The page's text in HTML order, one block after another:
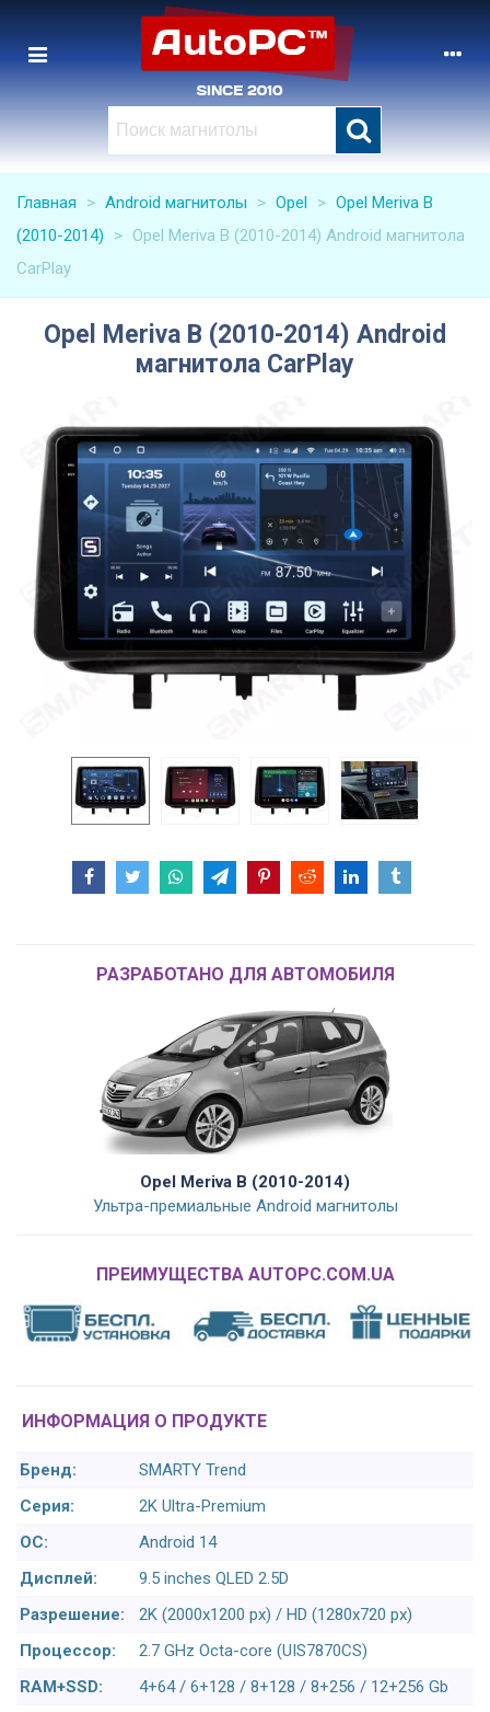
Главная > Android магнитолы > Opel > Opel Meriva B
(2010-2014)
> Opel Meriva B (2010-2014) Android магнитола
CarPlay
Opel Meriva B (2010-2014) Android
магнитола CarPlay
РАЗРАБОТАНО ДЛЯ АВТОМОБИЛЯ
Opel Meriva B (2010-2014)
Ультра-премиальные Android магнитолы
ПРЕИМУЩЕСТВА AUTOPC.COM.UA
ИНФОРМАЦИЯ О ПРОДУКТЕ
Бренд:
SMARTY Trend
Серия:
2K Ultra-Premium
ОС:
Android 14
Дисплей:
9.5 inches QLED 2.5D
Разрешение:
2K (2000x1200 px) / HD (1280x720 px)
Процессор:
2.7 GHz Octa-core (UIS7870CS)
RAM+SSD:
4+64 / 6+128 / 8+128 / 8+256 / 12+256 Gb